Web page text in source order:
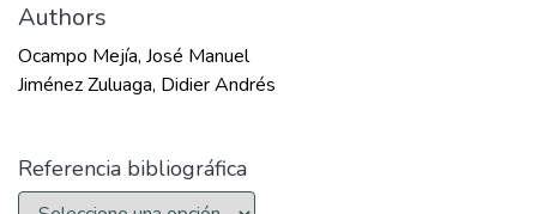
Authors
Ocampo Mejía, José Manuel
Jiménez Zuluaga, Didier Andrés
Referencia bibliográfica